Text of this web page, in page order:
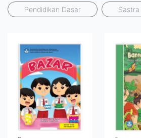
Pendidikan Dasar Sastra